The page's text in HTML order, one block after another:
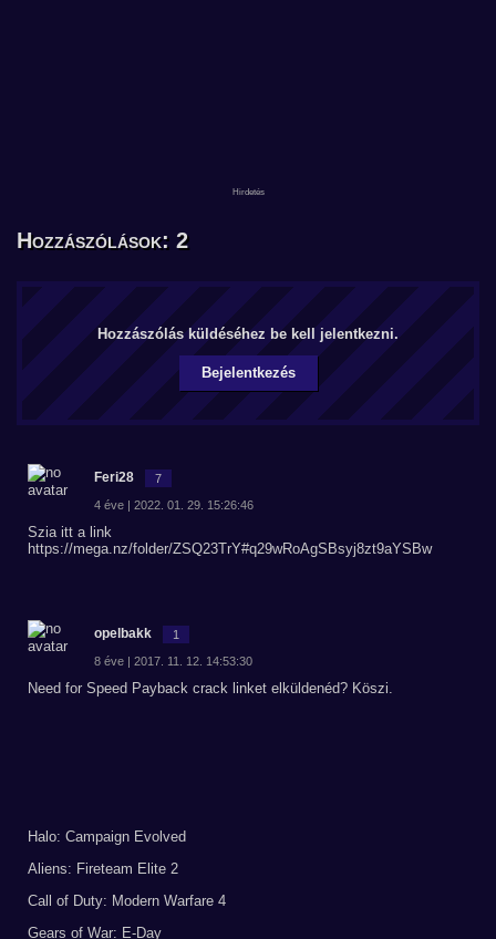
Hozzászólások: 2
Hozzászólás küldéséhez be kell jelentkezni.
Bejelentkezés
Feri28 7
4 éve | 2022. 01. 29. 15:26:46
Szia itt a link
https://mega.nz/folder/ZSQ23TrY#q29wRoAgSBsyj8zt9aYSBw
opelbakk 1
8 éve | 2017. 11. 12. 14:53:30
Need for Speed Payback crack linket elküldenéd? Köszi.
Halo: Campaign Evolved
Aliens: Fireteam Elite 2
Call of Duty: Modern Warfare 4
Gears of War: E-Day